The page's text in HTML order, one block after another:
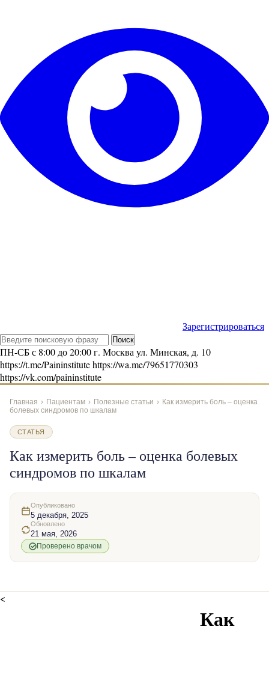
Зарегистрироваться
ПН-СБ с 8:00 до 20:00г. Москва ул. Минская, д. 10
https://t.me/Paininstitutehttps://wa.me/79651770303
https://vk.com/paininstitute
Главная › Пациентам › Полезные статьи › Как измерить боль – оценка
болевых синдромов по шкалам
СТАТЬЯ
Как измерить боль – оценка болевых
синдромов по шкалам
Опубликовано
5 декабря, 2025
Обновлено
21 мая, 2026
Проверено врачом
<
Как